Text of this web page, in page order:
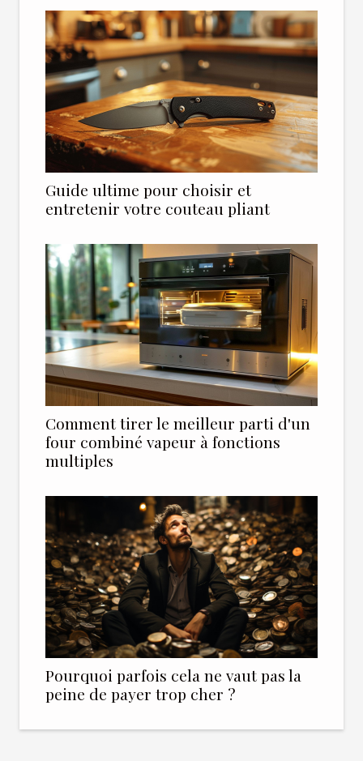
Guide ultime pour choisir et
entretenir votre couteau pliant
Comment tirer le meilleur parti d'un
four combiné vapeur à fonctions
multiples
Pourquoi parfois cela ne vaut pas la
peine de payer trop cher ?